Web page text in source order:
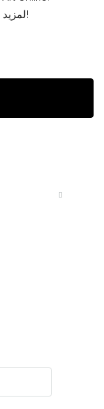
Integral Factor لمزيد من المغامرات والتحديات!